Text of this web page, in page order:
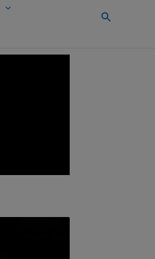
Buscar